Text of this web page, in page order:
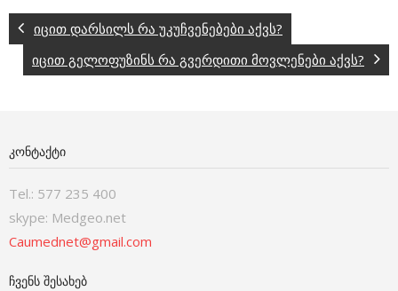
იცით დარსილს რა უკუჩვენებები აქვს?
იცით გელოფუზინს რა გვერდითი მოვლენები აქვს?
ᲙᲝᲜᲢᲐᲥᲢᲘ
Tel.: 577 235 400
skype: Medgeo.net
Caumednet@gmail.com
ᲩᲕᲔᲜᲡ ᲨᲔᲡᲐᲮᲔᲑ